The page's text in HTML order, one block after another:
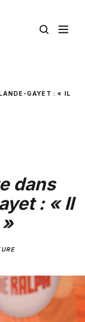
GAYET : « IL
dans
: « Il